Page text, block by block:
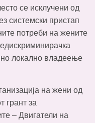
се исклучени од
системски пристап
потреби на жените
локално владеење
на жени од
грант за
– Двигатели на